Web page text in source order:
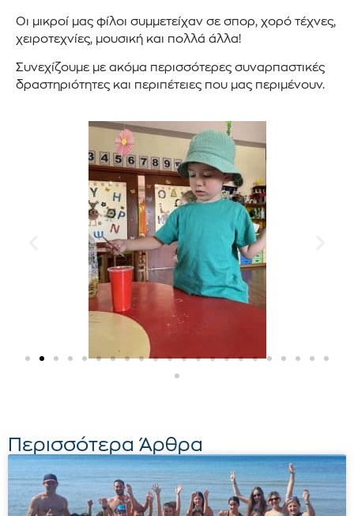
Οι μικροί μας φίλοι συμμετείχαν σε σπορ, χορό τέχνες,
χειροτεχνίες, μουσική και πολλά άλλα!
Συνεχίζουμε με ακόμα περισσότερες συναρπαστικές
δραστηριότητες και περιπέτειες που μας περιμένουν.
Περισσότερα Άρθρα